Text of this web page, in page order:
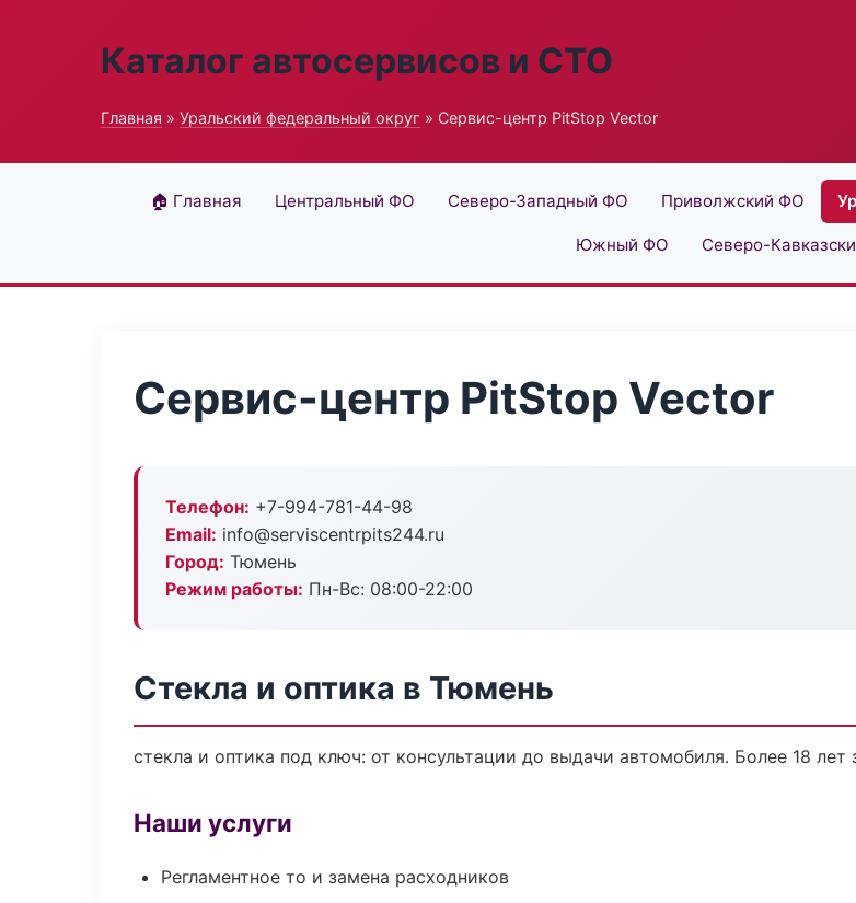
Каталог автосервисов и СТО
Главная » Уральский федеральный округ » Сервис-центр PitStop Vector
🏠 Главная Центральный ФО Северо-Западный ФО Приволжский ФО
Южный ФО Северо-
Сервис-центр PitStop Vector
Телефон: +7-994-781-44-98
Email: info@serviscentrpits244.ru
Город: Тюмень
Режим работы: Пн-Вс: 08:00-22:00
Стекла и оптика в Тюмень
стекла и оптика под ключ: от консультации до выдачи автомобиля. Более 18 лет
Наши услуги
Регламентное то и замена расходников